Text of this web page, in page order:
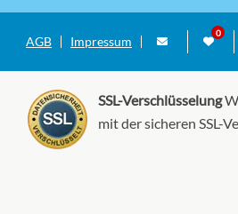
AGB Impressum
SSL-Verschlüsselung
mit der sicheren SSL-